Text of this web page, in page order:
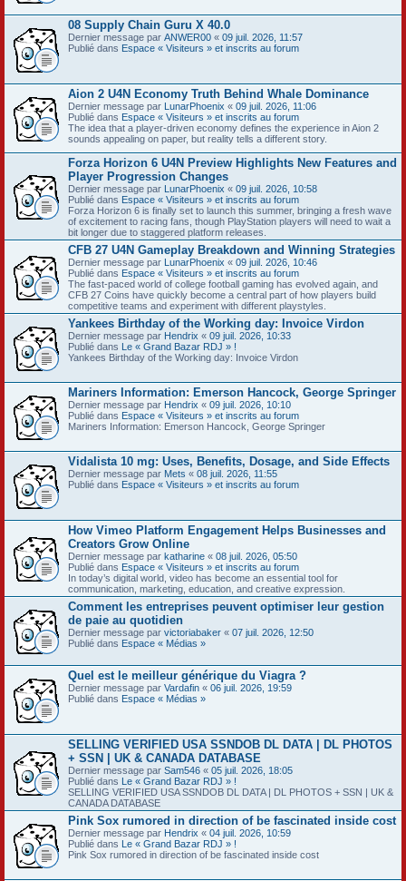
08 Supply Chain Guru X 40.0
Dernier message par ANWER00 « 09 juil. 2026, 11:57
Publié dans Espace « Visiteurs » et inscrits au forum
Aion 2 U4N Economy Truth Behind Whale Dominance
Dernier message par LunarPhoenix « 09 juil. 2026, 11:06
Publié dans Espace « Visiteurs » et inscrits au forum
The idea that a player-driven economy defines the experience in Aion 2
sounds appealing on paper, but reality tells a different story.
Forza Horizon 6 U4N Preview Highlights New Features and
Player Progression Changes
Dernier message par LunarPhoenix « 09 juil. 2026, 10:58
Publié dans Espace « Visiteurs » et inscrits au forum
Forza Horizon 6 is finally set to launch this summer, bringing a fresh wave
of excitement to racing fans, though PlayStation players will need to wait a
bit longer due to staggered platform releases.
CFB 27 U4N Gameplay Breakdown and Winning Strategies
Dernier message par LunarPhoenix « 09 juil. 2026, 10:46
Publié dans Espace « Visiteurs » et inscrits au forum
The fast-paced world of college football gaming has evolved again, and
CFB 27 Coins have quickly become a central part of how players build
competitive teams and experiment with different playstyles.
Yankees Birthday of the Working day: Invoice Virdon
Dernier message par Hendrix « 09 juil. 2026, 10:33
Publié dans Le « Grand Bazar RDJ » !
Yankees Birthday of the Working day: Invoice Virdon
Mariners Information: Emerson Hancock, George Springer
Dernier message par Hendrix « 09 juil. 2026, 10:10
Publié dans Espace « Visiteurs » et inscrits au forum
Mariners Information: Emerson Hancock, George Springer
Vidalista 10 mg: Uses, Benefits, Dosage, and Side Effects
Dernier message par Mets « 08 juil. 2026, 11:55
Publié dans Espace « Visiteurs » et inscrits au forum
How Vimeo Platform Engagement Helps Businesses and
Creators Grow Online
Dernier message par katharine « 08 juil. 2026, 05:50
Publié dans Espace « Visiteurs » et inscrits au forum
In today’s digital world, video has become an essential tool for
communication, marketing, education, and creative expression.
Comment les entreprises peuvent optimiser leur gestion
de paie au quotidien
Dernier message par victoriabaker « 07 juil. 2026, 12:50
Publié dans Espace « Médias »
Quel est le meilleur générique du Viagra ?
Dernier message par Vardafin « 06 juil. 2026, 19:59
Publié dans Espace « Médias »
SELLING VERIFIED USA SSNDOB DL DATA | DL PHOTOS
+ SSN | UK & CANADA DATABASE
Dernier message par Sam546 « 05 juil. 2026, 18:05
Publié dans Le « Grand Bazar RDJ » !
SELLING VERIFIED USA SSNDOB DL DATA | DL PHOTOS + SSN | UK &
CANADA DATABASE
Pink Sox rumored in direction of be fascinated inside cost
Dernier message par Hendrix « 04 juil. 2026, 10:59
Publié dans Le « Grand Bazar RDJ » !
Pink Sox rumored in direction of be fascinated inside cost